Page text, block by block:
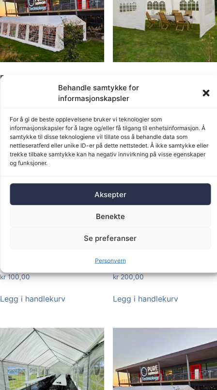
Behandle samtykke for
informasjonskapsler
For å gi de beste opplevelsene bruker vi teknologier som
informasjonskapsler for å lagre og/eller få tilgang til enhetsinformasjon. Å
samtykke til disse teknologiene vil tillate oss å behandle data som
nettleseratferd eller unike ID-er på dette nettstedet. Å ikke samtykke eller
trekke tilbake samtykke kan ha negativ innvirkning på visse egenskaper
og funksjoner.
Aksepter
Benekte
Se preferanser
Personvern
Partytelt 10×16 meter
kr250,00
kr100,00
Legg i handlekurv
Partytelt 3×6 meter
kr200,00
Legg i handlekurv